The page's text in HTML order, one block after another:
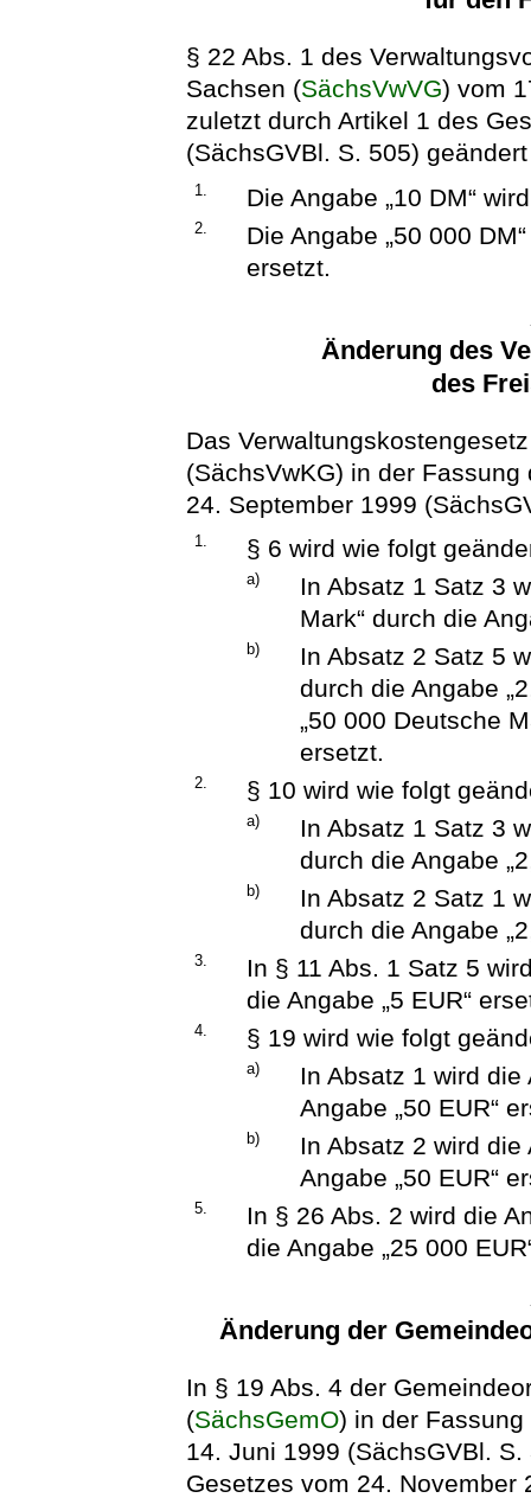
§ 22 Abs. 1 des
Sachsen (SächsVwVG) vom
zuletzt durch Artikel 1 des
(SächsGVBl. S. 505)
1. Die Angabe „10 DM“
2.
Die Angabe „50 000
ersetzt.
Änderung des
des
Das
(SächsVwKG) in der
24. September 1999
1. § 6 wird wie folgt
a)
In Absatz 1 Satz 3
Mark“ durch die
b)
In Absatz 2 Satz 5
durch die Angabe
„50 000 Deutsche
ersetzt.
2. § 10 wird wie folgt
a)
In Absatz 1 Satz 3
durch die Angabe
b)
In Absatz 2 Satz 1
durch die Angabe
3.
In § 11 Abs. 1 Satz 5
die Angabe „5 EUR“
4. § 19 wird wie folgt
a)
In Absatz 1 wird die
Angabe „50 EUR“
b)
In Absatz 2 wird die
Angabe „50 EUR“
5.
In § 26 Abs. 2 wird die
die Angabe „25 000
Änderung der
In § 19 Abs. 4 der
(SächsGemO) in der
14. Juni 1999 (SächsGVBl.
Gesetzes vom 24. November